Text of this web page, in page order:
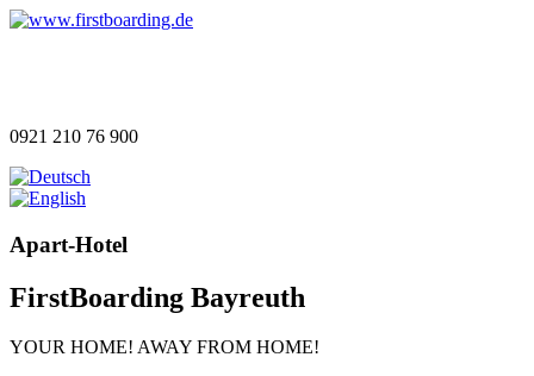
0921 210 76 900
Apart-Hotel
FirstBoarding Bayreuth
YOUR HOME! AWAY FROM HOME!